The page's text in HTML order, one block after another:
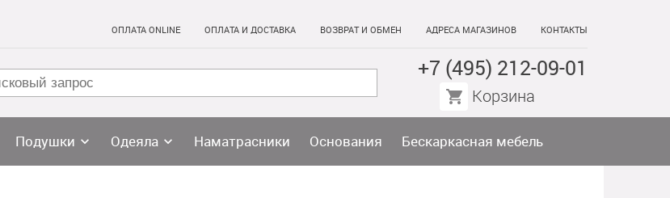
ОПЛАТА ONLINE ОПЛАТА И ДОСТАВКА ВОЗВРАТ И ОБМЕН АДРЕСА МАГАЗИНОВ КОНТАКТЫ
+7 (495) 212-09-01
Корзина
Подушки Одеяла Наматрасники Основания Бескаркасная мебель